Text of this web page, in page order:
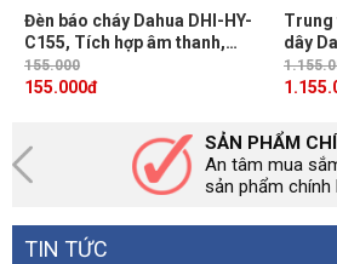
Đèn báo cháy Dahua DHI-HY-
C155, Tích hợp âm thanh,
Cảm biến nhạy bén
155.000
155.000đ
Trung
dây
HY-
SẢN PHẨM
An tâm mua
sản phẩm chính
TIN TỨC